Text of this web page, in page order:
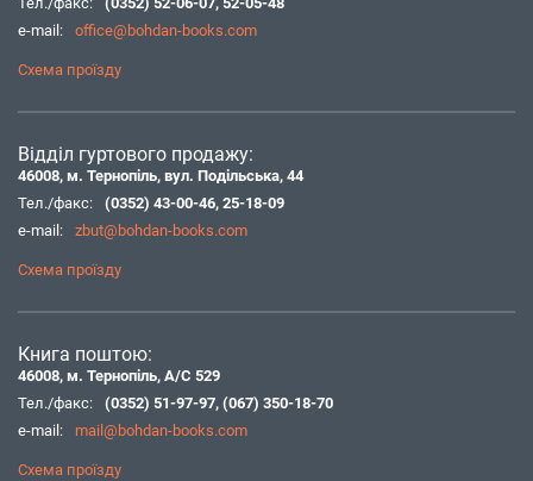
e-mail:
office@bohdan-books.com
Схема проїзду
Відділ гуртового продажу:
46008, м. Тернопіль, вул. Подільська, 44
Тел./факс:
(0352) 43-00-46, 25-18-09
e-mail:
zbut@bohdan-books.com
Схема проїзду
Книга поштою:
46008, м. Тернопіль, А/С 529
Тел./факс:
(0352) 51-97-97, (067) 350-18-70
e-mail:
mail@bohdan-books.com
Схема проїзду